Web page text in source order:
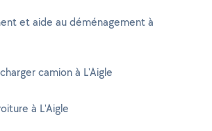
et aide au déménagement à
camion à L'Aigle
à L'Aigle